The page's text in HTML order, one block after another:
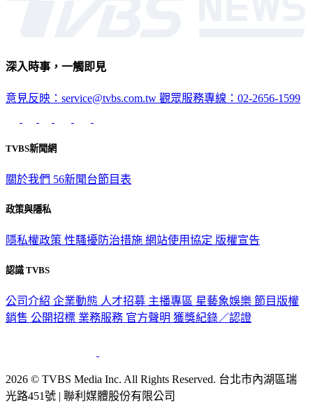
深入時事，一觸即見
意見反映：service@tvbs.com.tw 觀眾服務專線：02-2656-1599
TVBS新聞網
關於我們 56新聞台節目表
政策與隱私
隱私權政策 性騷擾防治措施 網站使用協定 版權宣告
認識 TVBS
公司介紹 企業動態 人才招募 主播專區 星藝象娛樂 節目版權
銷售 公開招標 業務服務 官方聲明 獲獎紀錄／認證
2026 © TVBS Media Inc. All Rights Reserved. 台北市內湖區瑞
光路451號 | 聯利媒體股份有限公司